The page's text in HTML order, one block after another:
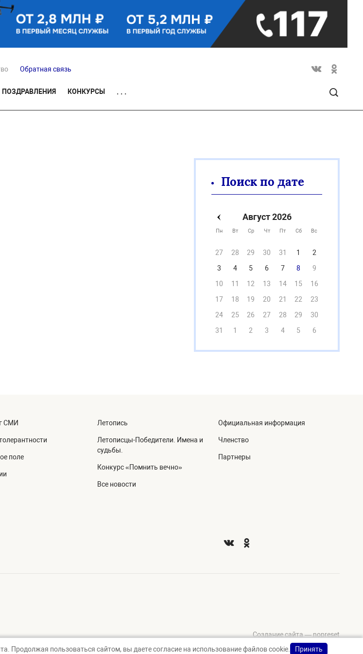
Обратная связь
ПОЗДРАВЛЕНИЯ КОНКУРСЫ . . .
Поиск по дате
Август 2026
Пн Вт Ср Чт Пт Сб Вс
27 28 29 30 31 1
2
3
4 5 6 7 8
9
10
11 12 13 14 15
16
17
18 19 20 21 22
23
24
25 26 27 28 29
30
31
1 2 3 4 5 6
СМИ
поле
Летопись
Летописцы-Победители. Имена и
судьбы.
Конкурс «Помнить вечно»
Все новости
Официальная информация
Членство
Партнеры
Создание сайта — nopreset
Продолжая пользоваться сайтом, вы даете согласие на использование файлов cookie.
Принять